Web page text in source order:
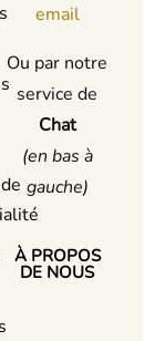
email
Ou par notre
service de
Chat
(en bas à
gauche)
À PROPOS
DE NOUS